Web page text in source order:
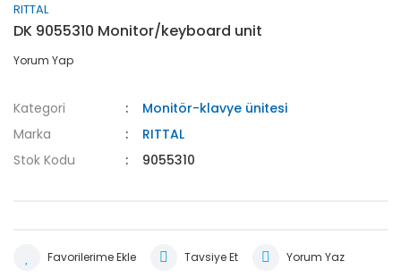
RITTAL
DK 9055310 Monitor/keyboard unit
Yorum Yap
Kategori
Monitör-klavye ünitesi
Marka
RITTAL
Stok Kodu
9055310
Tavsiye Et Yorum Yaz